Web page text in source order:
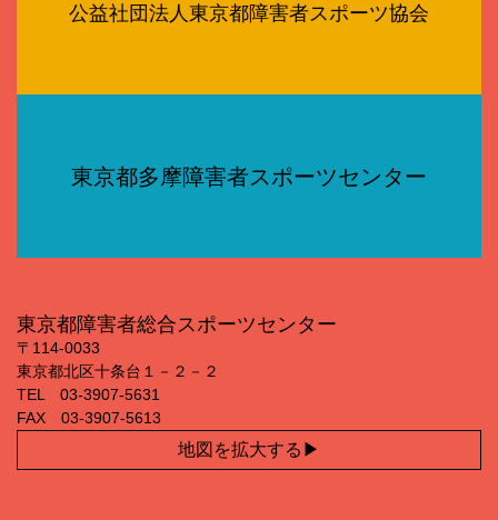
公益社団法人東京都障害者スポーツ協会
東京都多摩障害者スポーツセンター
東京都障害者総合スポーツセンター
〒114‐0033
東京都北区十条台１－２－２
TEL 03‐3907‐5631
FAX 03‐3907‐5613
地図を拡大する